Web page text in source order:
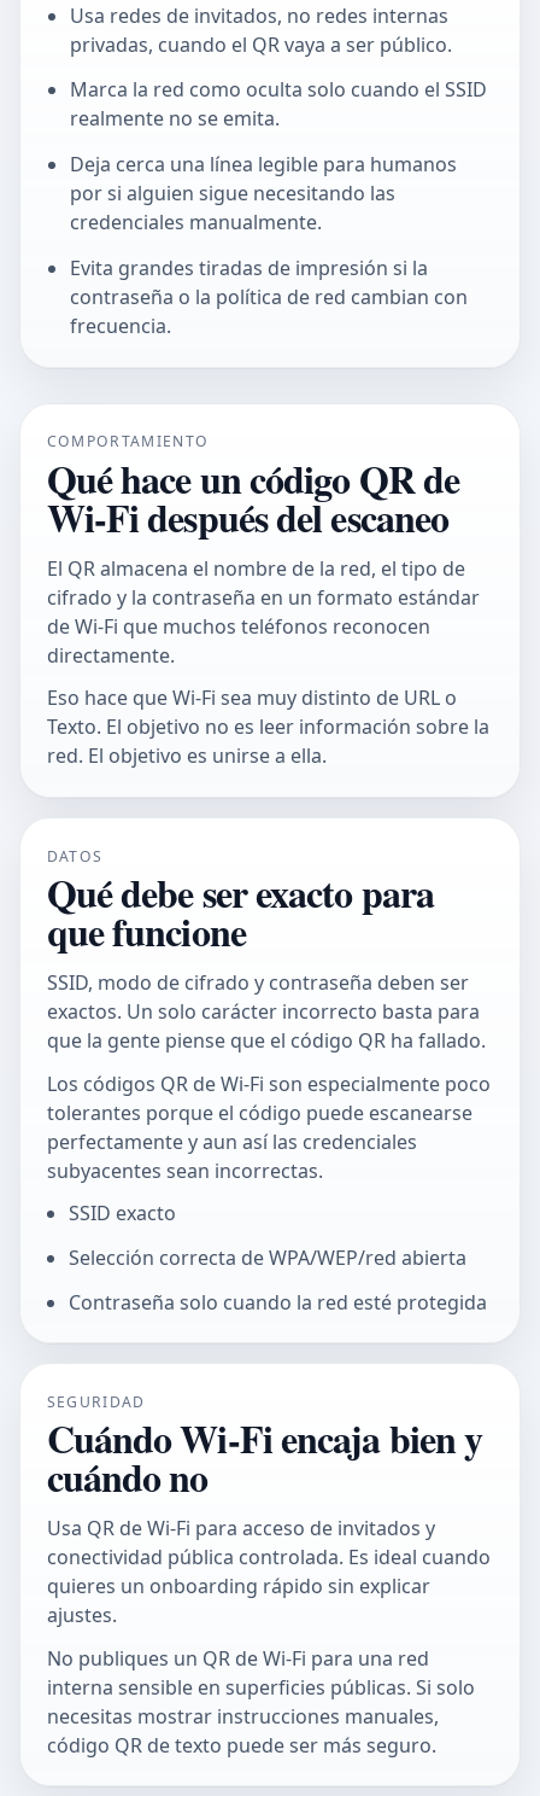
Usa redes de invitados, no redes internas
privadas, cuando el QR vaya a ser público.
Marca la red como oculta solo cuando el SSID
realmente no se emita.
Deja cerca una línea legible para humanos
por si alguien sigue necesitando las
credenciales manualmente.
Evita grandes tiradas de impresión si la
contraseña o la política de red cambian con
frecuencia.
COMPORTAMIENTO
Qué hace un código QR de
Wi-Fi después del escaneo
El QR almacena el nombre de la red, el tipo de
cifrado y la contraseña en un formato estándar
de Wi‑Fi que muchos teléfonos reconocen
directamente.
Eso hace que Wi-Fi sea muy distinto de URL o
Texto. El objetivo no es leer información sobre la
red. El objetivo es unirse a ella.
DATOS
Qué debe ser exacto para
que funcione
SSID, modo de cifrado y contraseña deben ser
exactos. Un solo carácter incorrecto basta para
que la gente piense que el código QR ha fallado.
Los códigos QR de Wi-Fi son especialmente poco
tolerantes porque el código puede escanearse
perfectamente y aun así las credenciales
subyacentes sean incorrectas.
SSID exacto
Selección correcta de WPA/WEP/red abierta
Contraseña solo cuando la red esté protegida
SEGURIDAD
Cuándo Wi-Fi encaja bien y
cuándo no
Usa QR de Wi-Fi para acceso de invitados y
conectividad pública controlada. Es ideal cuando
quieres un onboarding rápido sin explicar
ajustes.
No publiques un QR de Wi-Fi para una red
interna sensible en superficies públicas. Si solo
necesitas mostrar instrucciones manuales,
código QR de texto puede ser más seguro.